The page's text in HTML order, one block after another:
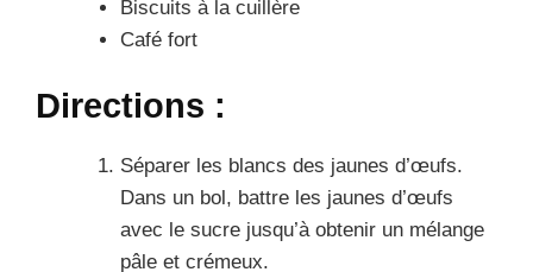
Biscuits à la cuillère
Café fort
Directions :
Séparer les blancs des jaunes d’œufs.
Dans un bol, battre les jaunes d’œufs
avec le sucre jusqu’à obtenir un mélange
pâle et crémeux.